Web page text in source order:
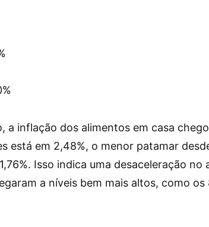
a inflação dos alimentos em casa
está em 2,48%, o menor patamar
Isso indica uma desaceleração no
a níveis bem mais altos, como os